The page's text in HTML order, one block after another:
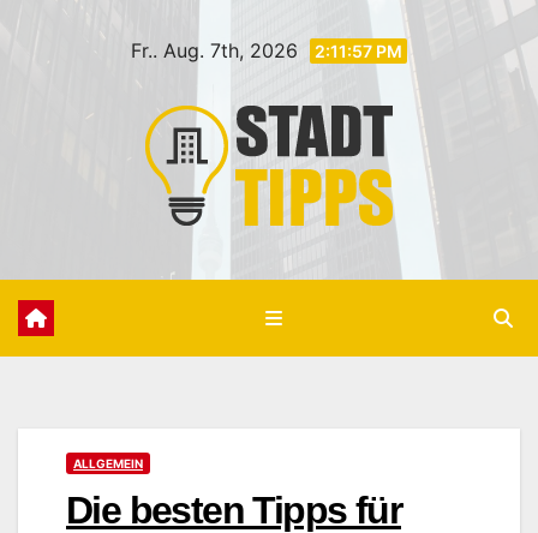
Fr.. Aug. 7th, 2026 2:11:59 PM
ALLGEMEIN
Die besten Tipps für